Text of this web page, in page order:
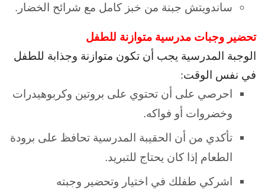
ساندويتش جبنة من خبز كامل مع شرائح الخضار.
تحضير وجبات مدرسية متوازنة للطفل
الوجبة المدرسية يجب أن تكون متوازنة وجذابة للطفل
في نفس الوقت:
احرصي على أن تحتوي على بروتين وكربوهيدرات
وخضروات أو فواكه.
تأكدي من أن الحقيبة المدرسية تحافظ على برودة
الطعام إذا كان يحتاج للتبريد.
اشركي طفلك في اختيار وتحضير وجبته